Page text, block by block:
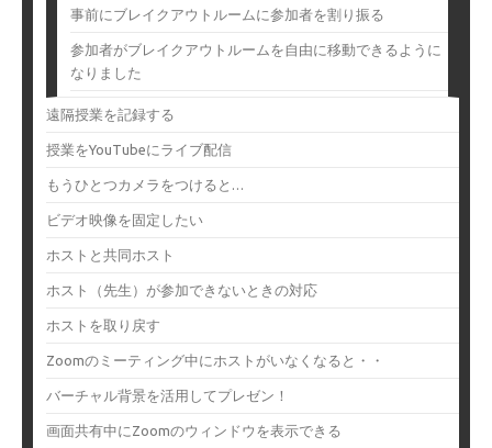
事前にブレイクアウトルームに参加者を割り振る
参加者がブレイクアウトルームを自由に移動できるように
なりました
遠隔授業を記録する
授業をYouTubeにライブ配信
もうひとつカメラをつけると…
ビデオ映像を固定したい
ホストと共同ホスト
ホスト（先生）が参加できないときの対応
ホストを取り戻す
Zoomのミーティング中にホストがいなくなると・・
バーチャル背景を活用してプレゼン！
画面共有中にZoomのウィンドウを表示できる